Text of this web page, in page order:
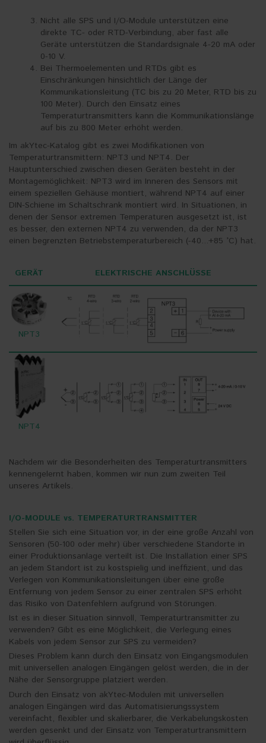
Nicht alle SPS und I/O-Module unterstützen eine
direkte TC- oder RTD-Verbindung, aber fast alle
Geräte unterstützen die Standardsignale 4-20 mA oder
0-10 V.
Bei Thermoelementen und RTDs gibt es
Einschränkungen hinsichtlich der Länge der
Kommunikationsleitung (TC bis zu 20 Meter, RTD bis zu
100 Meter). Durch den Einsatz eines
Temperaturtransmitters kann die Kommunikationslänge
auf bis zu 800 Meter erhöht werden.
Im akYtec-Katalog gibt es zwei Modifikationen von
Temperaturtransmittern: NPT3 und NPT4. Der
Hauptunterschied zwischen diesen Geräten besteht in der
Montagemöglichkeit: NPT3 wird im Inneren des Sensors mit
einem speziellen Gehäuse montiert, während NPT4 auf einer
DIN-Schiene im Schaltschrank montiert wird. In Situationen, in
denen der Sensor extremen Temperaturen ausgesetzt ist, ist
es besser, den externen NPT4 zu verwenden, da der NPT3
einen begrenzten Betriebstemperaturbereich (-40...+85 °C) hat.
GERÄT ELEKTRISCHE ANSCHLÜSSE
NPT3
NPT4
Nachdem wir die Besonderheiten des Temperaturtransmitters
kennengelernt haben, kommen wir nun zum zweiten Teil
unseres Artikels.
I/O-MODULE vs. TEMPERATURTRANSMITTER
Stellen Sie sich eine Situation vor, in der eine große Anzahl von
Sensoren (50-100 oder mehr) über verschiedene Standorte in
einer Produktionsanlage verteilt ist. Die Installation einer SPS
an jedem Standort ist zu kostspielig und ineffizient, und das
Verlegen von Kommunikationsleitungen über eine große
Entfernung von jedem Sensor zu einer zentralen SPS erhöht
das Risiko von Datenfehlern aufgrund von Störungen.
Ist es in dieser Situation sinnvoll, Temperaturtransmitter zu
verwenden? Gibt es eine Möglichkeit, die Verlegung eines
Kabels von jedem Sensor zur SPS zu vermeiden?
Dieses Problem kann durch den Einsatz von Eingangsmodulen
mit universellen analogen Eingängen gelöst werden, die in der
Nähe der Sensorgruppe platziert werden.
Durch den Einsatz von akYtec-Modulen mit universellen
analogen Eingängen wird das Automatisierungssystem
vereinfacht, flexibler und skalierbarer, die Verkabelungskosten
werden gesenkt und der Einsatz von Temperaturtransmittern